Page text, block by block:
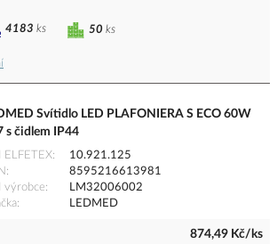
50 ks
4183 ks
Svítidlo LED PLAFONIERA S ECO 60W
s čidlem IP44
ELFETEX
10.921.125
8595216613981
výrobce
LM32006002
LEDMED
874,49 Kč/ks